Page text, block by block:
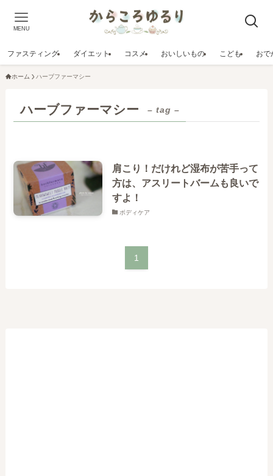
MENU
ファスティング ダイエット コスメ おいしいもの こども おで
ホーム ハーブファーマシー
ハーブファーマシー – tag –
肩こり！だけれど湿布が苦手って
方は、アスリートバームも良いで
すよ！
ボディケア
1